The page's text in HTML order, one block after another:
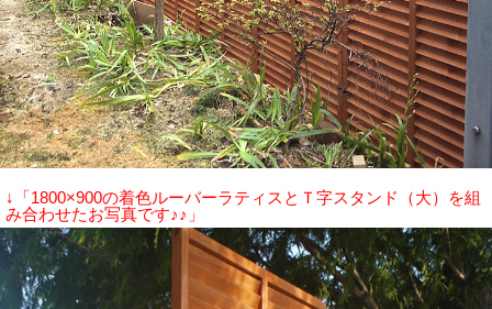
↓「1800×900の着色ルーバーラティスとＴ字スタンド（大）を組
み合わせたお写真です♪♪」